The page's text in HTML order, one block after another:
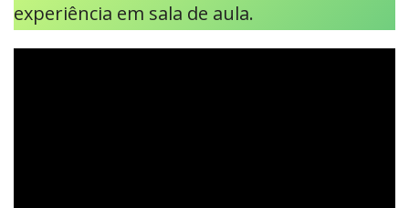
experiência em sala de aula.